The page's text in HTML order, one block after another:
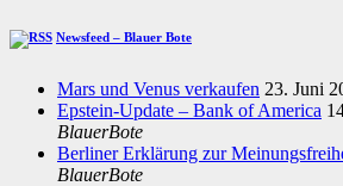
Newsfeed – Blauer Bote
Mars und Venus verkaufen 23. Juni
Epstein-Update – Bank of America
BlauerBote
Berliner Erklärung zur
BlauerBote